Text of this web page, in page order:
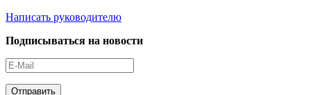
Написать руководителю
Подписываться на новости
Отправить